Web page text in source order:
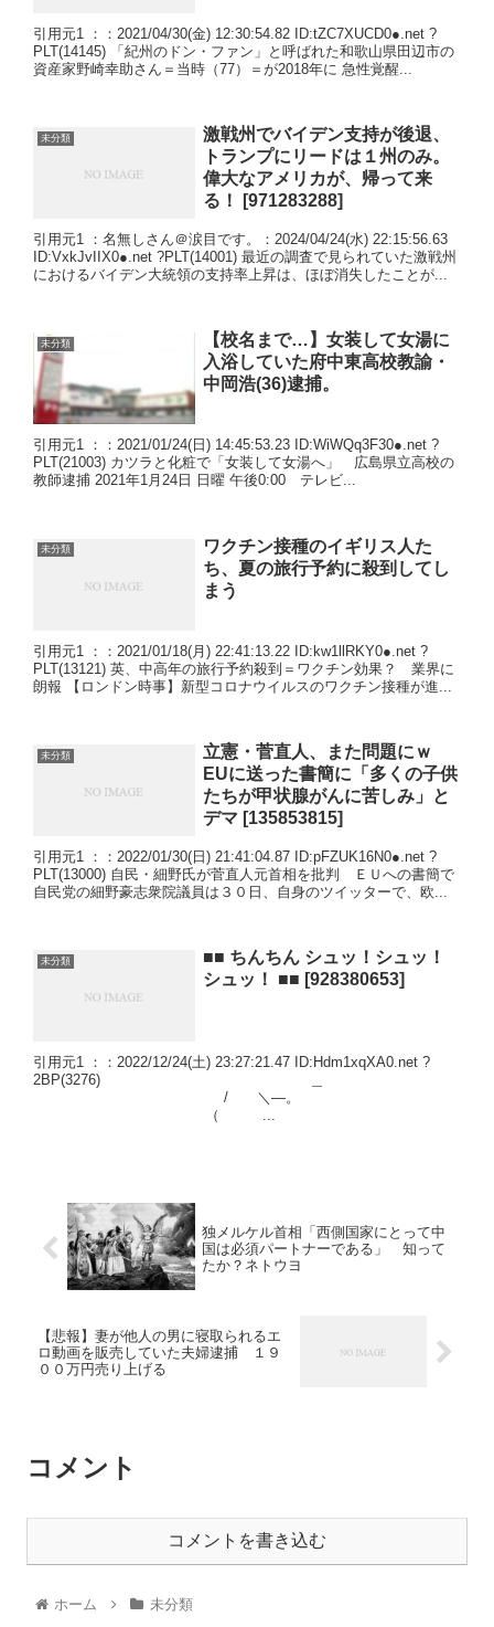
引用元1 ：：2021/04/30(金) 12:30:54.82 ID:tZC7XUCD0●.net ?
PLT(14145) 「紀州のドン・ファン」と呼ばれた和歌山県田辺市の
資産家野崎幸助さん＝当時（77）＝が2018年に 急性覚醒...
未分類
激戦州でバイデン支持が後退、
トランプにリードは１州のみ。
偉大なアメリカが、帰って来
る！ [971283288]
引用元1 ：名無しさん＠涙目です。：2024/04/24(水) 22:15:56.63
ID:VxkJvIIX0●.net ?PLT(14001) 最近の調査で見られていた激戦州
におけるバイデン大統領の支持率上昇は、ほぼ消失したことが...
未分類
【校名まで…】女装して女湯に
入浴していた府中東高校教諭・
中岡浩(36)逮捕。
引用元1 ：：2021/01/24(日) 14:45:53.23 ID:WiWQq3F30●.net ?
PLT(21003) カツラと化粧で「女装して女湯へ」 広島県立高校の
教師逮捕 2021年1月24日 日曜 午後0:00 テレビ...
未分類
ワクチン接種のイギリス人た
ち、夏の旅行予約に殺到してし
まう
引用元1 ：：2021/01/18(月) 22:41:13.22 ID:kw1llRKY0●.net ?
PLT(13121) 英、中高年の旅行予約殺到＝ワクチン効果？ 業界に
朗報 【ロンドン時事】新型コロナウイルスのワクチン接種が進...
未分類
立憲・菅直人、また問題にｗ
EUに送った書簡に「多くの子供
たちが甲状腺がんに苦しみ」と
デマ [135853815]
引用元1 ：：2022/01/30(日) 21:41:04.87 ID:pFZUK16N0●.net ?
PLT(13000) 自民・細野氏が菅直人元首相を批判 ＥＵへの書簡で
自民党の細野豪志衆院議員は３０日、自身のツイッターで、欧...
未分類
■■ ちんちん シュッ！シュッ！
シュッ！ ■■ [928380653]
引用元1 ：：2022/12/24(土) 23:27:21.47 ID:Hdm1xqXA0.net ?
2BP(3276) ＿
/ ＼―。
（ ...
独メルケル首相「西側国家にとって中
国は必須パートナーである」 知って
たか？ネトウヨ
【悲報】妻が他人の男に寝取られるエ
ロ動画を販売していた夫婦逮捕 １９
００万円売り上げる
コメント
コメントを書き込む
ホーム 未分類